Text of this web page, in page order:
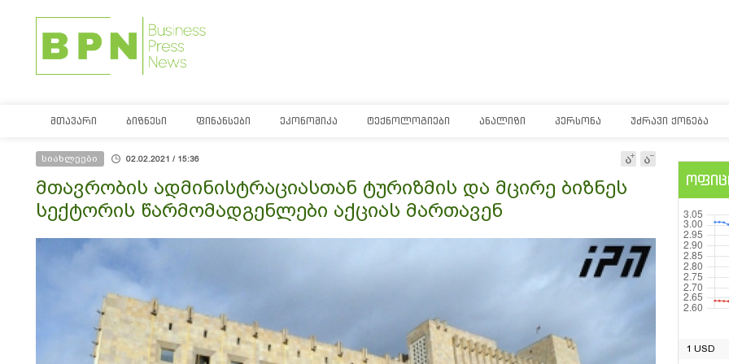
ᲛᲗᲐᲕᲐᲠᲘ ᲑᲘᲖᲜᲔᲡᲘ ᲤᲘᲜᲐᲜᲡᲔᲑᲘ ᲔᲙᲝᲜᲝᲛᲘᲙᲐ ᲢᲔᲥᲜᲝᲚᲝᲒᲘᲔᲑᲘ ᲐᲜᲐᲚᲘᲖᲘ ᲞᲔᲠᲡᲝᲜᲐ ᲣᲫᲠᲐᲕᲘ ᲥᲝᲜᲔᲑᲐ
სიახლეები 02.02.2021 / 15:36
მთავრობის ადმინისტრაციასთან ტურიზმის და მცირე ბიზნეს
სექტორის წარმომადგენლები აქციას მართავენ
1 USD